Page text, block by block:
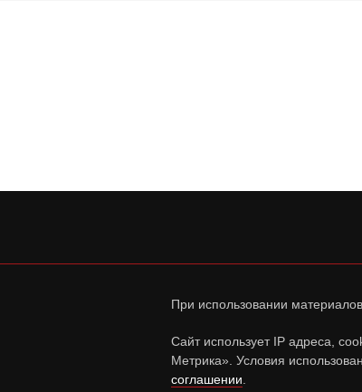
При использовании
Сайт использует IP адреса,
Метрика». Условия
соглашении